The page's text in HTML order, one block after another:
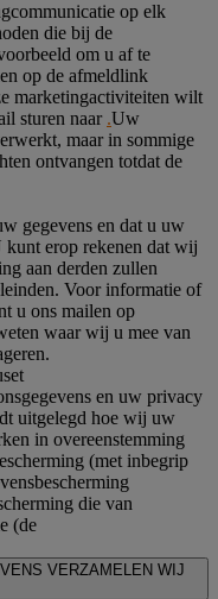
op elk
die bij de
om u af te
op de afmeldlink
marketingactiviteiten wilt
sturen naar .Uw
maar in sommige
ontvangen totdat de
gegevens en dat u uw
erop rekenen dat wij
aan derden zullen
Voor informatie of
u ons mailen op
waar wij u mee van
en uw privacy
uitgelegd hoe wij uw
in overeenstemming
(met inbegrip
die van
(de
VERZAMELEN WIJ